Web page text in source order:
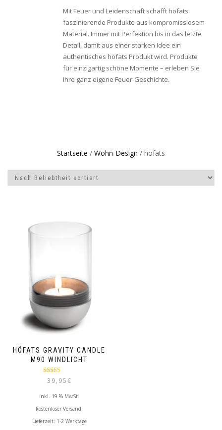
Mit Feuer und Leidenschaft schafft höfats
faszinierende Produkte aus kompromisslosem
Material. Immer mit Perfektion bis in das letzte
Detail, damit aus einer starken Idee ein
authentisches höfats Produkt wird. Produkte
für einzigartig schöne Momente – erleben Sie
Ihre ganz eigene Feuer-Geschichte.
Startseite / Wohn-Design / höfats
HÖFATS GRAVITY CANDLE
M90 WINDLICHT
Bewertet mit
5.00 von 5
39,95€
inkl. 19 % MwSt.
kostenloser Versand!
Lieferzeit: 1-2 Werktage